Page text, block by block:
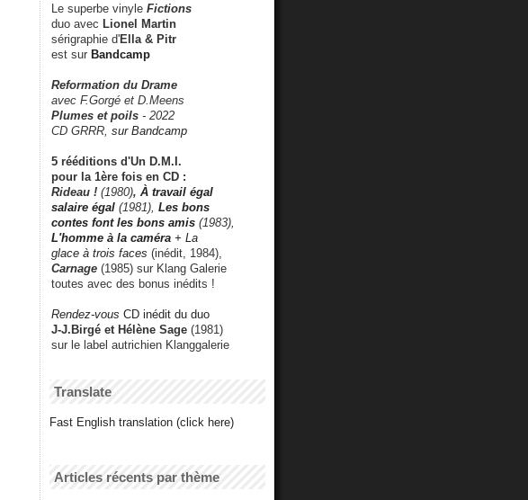
Le superbe vinyle Fictions
duo avec Lionel Martin
sérigraphie d'Ella & Pitr
est sur Bandcamp
Reformation du Drame
avec F.Gorgé et D.Meens
Plumes et poils - 2022
CD GRRR, sur Bandcamp
5 rééditions d'Un D.M.I.
pour la 1ère fois en CD :
Rideau ! (1980), À travail égal
salaire égal (1981), Les bons
contes font les bons amis (1983),
L'homme à la caméra + La
glace à trois faces (inédit, 1984),
Carnage (1985) sur Klang Galerie
toutes avec des bonus inédits !
Rendez-vous CD inédit du duo
J-J.Birgé et Hélène Sage (1981)
sur le label autrichien Klanggalerie
Translate
Fast English translation (click here)
Articles récents par thème